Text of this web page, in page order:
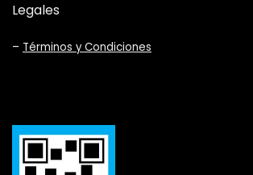
Legales
– Términos y Condiciones